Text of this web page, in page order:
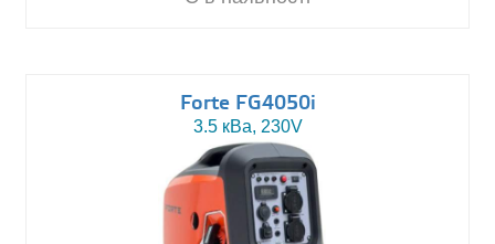
Forte FG4050i
3.5 кВа, 230V